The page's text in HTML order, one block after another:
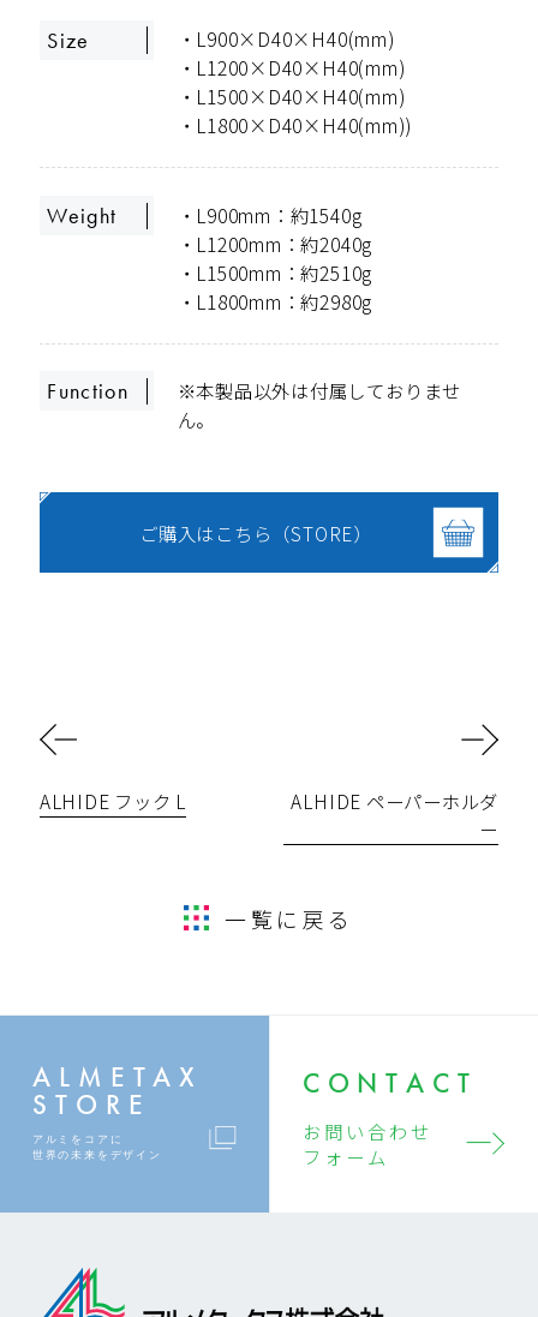
Size
・L900×D40×H40(mm)
・L1200×D40×H40(mm)
・L1500×D40×H40(mm)
・L1800×D40×H40(mm))
Weight
・L900mm：約1540g
・L1200mm：約2040g
・L1500mm：約2510g
・L1800mm：約2980g
Function
※本製品以外は付属しておりませ
ん。
ご購入はこちら（STORE）
ALHIDE フック L
一覧に戻る
ALHIDE ペーパーホルダ
ー
ALMETAX
STORE
アルミをコアに
世界の未来をデザイン
CONTACT
お問い合わせ
フォーム